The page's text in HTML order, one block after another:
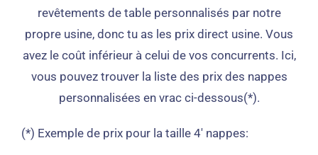
revêtements de table personnalisés par notre
propre usine, donc tu as les prix direct usine. Vous
avez le coût inférieur à celui de vos concurrents. Ici,
vous pouvez trouver la liste des prix des nappes
personnalisées en vrac ci-dessous(*).
(*) Exemple de prix pour la taille 4′ nappes: